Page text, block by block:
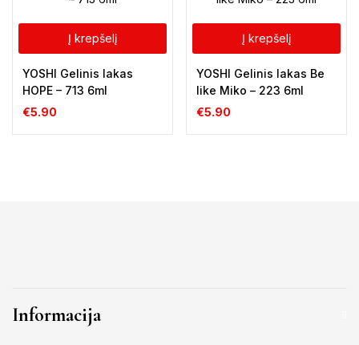
Į krepšelį
YOSHI Gelinis lakas
HOPE – 713 6ml
€5.90
Į krepšelį
YOSHI Gelinis lakas Be
like Miko – 223 6ml
€5.90
Informacija